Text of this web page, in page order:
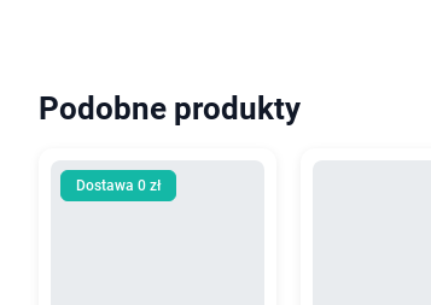
Podobne produkty
Dostawa 0 zł